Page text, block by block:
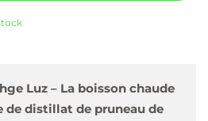
Luz – La boisson chaude
de distillat de pruneau de